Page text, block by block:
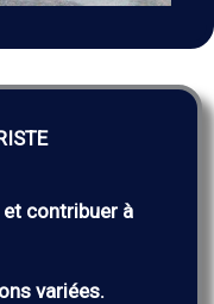
contribuer à
variées.